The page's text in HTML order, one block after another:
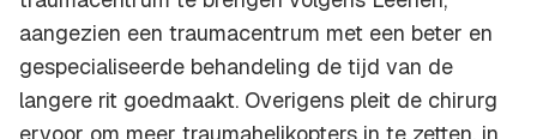
aangezien een traumacentrum met een beter en
gespecialiseerde behandeling de tijd van de
langere rit goedmaakt. Overigens pleit de chirurg